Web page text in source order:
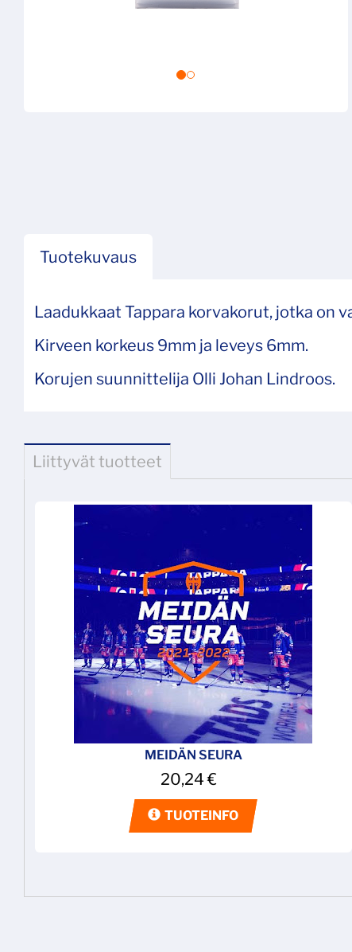
Tuotekuvaus
Laadukkaat Tappara korvakorut, jotka on
Kirveen korkeus 9mm ja leveys 6mm.
Korujen suunnittelija Olli Johan Lindroos.
Liittyvät tuotteet
MEIDÄN SEURA
20,24€
TUOTEINFO